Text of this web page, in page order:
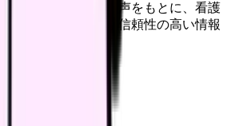
。現場のリアルな声をもとに、看護
・働き方に関する信頼性の高い情報
修体制を見る
比較